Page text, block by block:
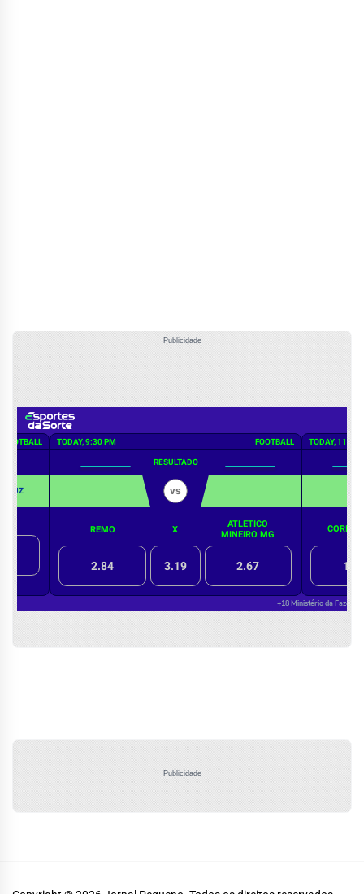
Publicidade
Publicidade